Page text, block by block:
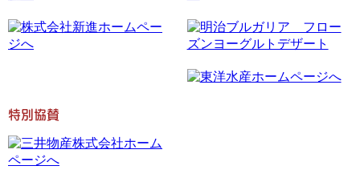
特別協賛